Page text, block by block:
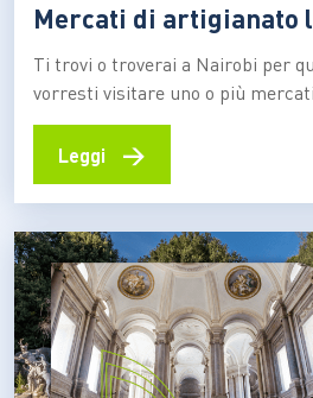
Mercati di artigianato
Ti trovi o troverai a Nairobi per
vorresti visitare uno o più
acquistare oggettistica di
questo articolo fa per te! Che si
l’artigianato kenyano…
Leggi →